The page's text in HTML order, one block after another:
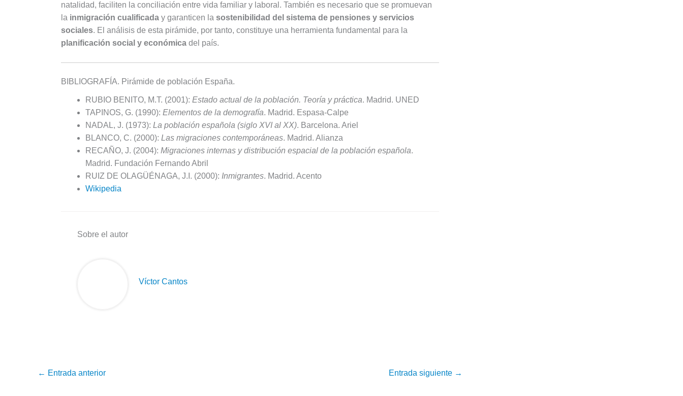
natalidad, faciliten la conciliación entre vida familiar y laboral. También es necesario que se promuevan
la inmigración cualificada y garanticen la sostenibilidad del sistema de pensiones y servicios
sociales. El análisis de esta pirámide, por tanto, constituye una herramienta fundamental para la
planificación social y económica del país.
BIBLIOGRAFÍA. Pirámide de población España.
RUBIO BENITO, M.T. (2001): Estado actual de la población. Teoría y práctica. Madrid. UNED
TAPINOS, G. (1990): Elementos de la demografía. Madrid. Espasa-Calpe
NADAL, J. (1973): La población española (siglo XVI al XX). Barcelona. Ariel
BLANCO, C. (2000): Las migraciones contemporáneas. Madrid. Alianza
RECAÑO, J. (2004): Migraciones internas y distribución espacial de la población española.
Madrid. Fundación Fernando Abril
RUIZ DE OLAGÜÉNAGA, J.I. (2000): Inmigrantes. Madrid. Acento
Wikipedia
Sobre el autor
Víctor Cantos
← Entrada anterior Entrada siguiente →